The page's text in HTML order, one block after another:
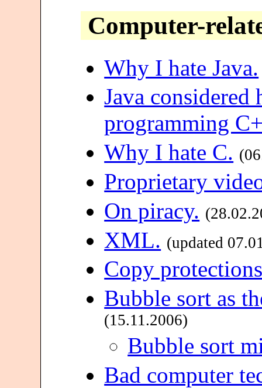
Computer-
Why I hate Java.
Java
programming
Why I hate C.
Proprietary
On piracy.
XML. (updated
Copy
Bubble sort as
(15.11.2006)
Bubble sort
Bad computer